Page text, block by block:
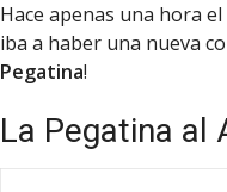
Hace apenas una hora
iba a haber una nueva
Pegatina!
La Pegatina al